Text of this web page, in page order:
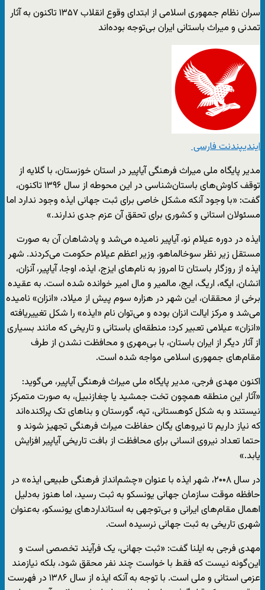
سران نظام جمهوری اسلامی از ابتدای وقوع انقلاب ۱۳۵۷ تاکنون به آثار
تمدنی و میراث باستانی ایران بی‌توجه بوده‌اند
ایندیپندنت فارسی
مدیر پایگاه ملی میراث ‌فرهنگی آیاپیر در استان خوزستان، با گلایه از
توقف کاوش‌های باستان‌شناسی در این محوطه از سال ۱۳۹۶ تاکنون،
گفت: «با وجود آنکه مشکل خاصی برای ثبت جهانی ایذه وجود ندارد اما
مسئولان استانی و کشوری برای تحقق آن عزم جدی ندارند.»
ایذه در دوره عیلام نو، آیاپیر نامیده می‌شد و پادشاهان آن به صورت
مستقل زیر نظر سوخالماهو، وزیر اعظم عیلام حکومت می‌کردند. شهر
ایذه از روزگار باستان تا امروز به نام‌های ایزج، ایذه، اوجا، آیاپیر، آنزان،
انشان، ایگه، اریگ، ایج، مالمیر و مال امیر خوانده شده است. به عقیده
برخی از محققان، این شهر در هزاره سوم پیش از میلاد، «انزان» نامیده
می‌شد و مرکز ایالت انزان بوده و می‌توان نام «ایذه» را شکل تغییریافته
«انزان» عیلامی تعبیر کرد؛ منطقه‌ای باستانی و تاریخی که مانند بسیاری
از آثار دیگر از ایران باستان، با بی‌مهری و محافظت نشدن از طرف
مقام‌های جمهوری اسلامی مواجه شده است.
اکنون مهدی فرجی، مدیر پایگاه ملی میراث فرهنگی آیاپیر، می‌گوید:
«آثار این منطقه همچون تخت جمشید یا چغازنبیل، به صورت متمرکز
نیستند و به شکل کوهستانی، تپه، گورستان و بناهای تک پراکنده‌اند
که نیاز داریم تا نیروهای یگان حفاظت میراث ‌فرهنگی تجهیز شوند و
حتما تعداد نیروی انسانی برای محافظت از بافت تاریخی آیاپیر افزایش
یابد.»
در سال ۲۰۰۸، شهر ایذه با عنوان «چشم‌انداز فرهنگی طبیعی ایذه» در
حافظه موقت سازمان جهانی یونسکو به ثبت رسید، اما هنوز به‌دلیل
اهمال مقام‌های ایرانی و بی‌توجهی به استانداردهای یونسکو، به‌عنوان
شهری تاریخی به ثبت جهانی نرسیده است.
مهدی فرجی به ایلنا گفت: «ثبت جهانی، یک فرآیند تخصصی است و
این‌گونه نیست که فقط با خواست چند نفر محقق شود، بلکه نیازمند
عزمی استانی و ملی است. با توجه به آنکه ایذه از سال ۱۳۸۶ در فهرست